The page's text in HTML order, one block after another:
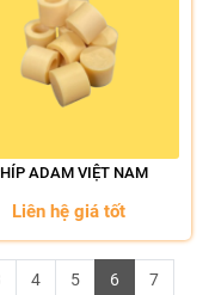
ADAM VIỆT NAM
Liên hệ giá tốt
4 5 6 7